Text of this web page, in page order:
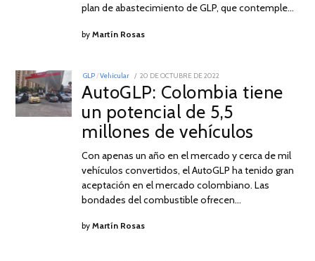
plan de abastecimiento de GLP, que contemple…
byMartín Rosas
GLP /Vehicular
POSTED
ON
20 DE OCTUBRE DE 2022
DE
ENERO
DE
2023
AutoGLP: Colombia tiene
un potencial de 5,5
millones de vehículos
Con apenas un año en el mercado y cerca de mil
vehículos convertidos, el AutoGLP ha tenido gran
aceptación en el mercado colombiano. Las
bondades del combustible ofrecen…
byMartín Rosas